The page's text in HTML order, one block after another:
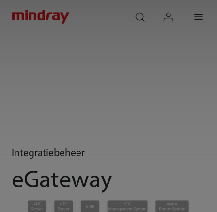
Integratiebeheer
eGateway